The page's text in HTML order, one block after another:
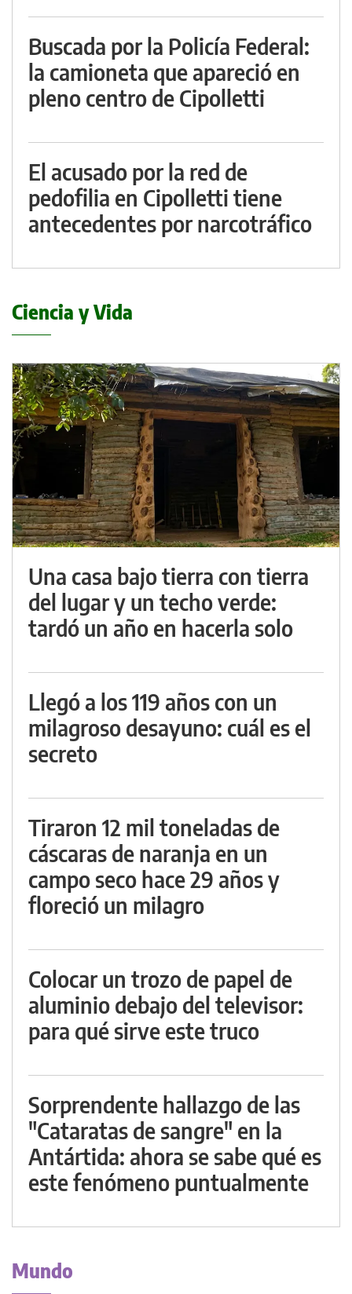
Buscada por la Policía Federal:
la camioneta que apareció en
pleno centro de Cipolletti
El acusado por la red de
pedofilia en Cipolletti tiene
antecedentes por narcotráfico
Ciencia y Vida
Una casa bajo tierra con tierra
del lugar y un techo verde:
tardó un año en hacerla solo
Llegó a los 119 años con un
milagroso desayuno: cuál es el
secreto
Tiraron 12 mil toneladas de
cáscaras de naranja en un
campo seco hace 29 años y
floreció un milagro
Colocar un trozo de papel de
aluminio debajo del televisor:
para qué sirve este truco
Sorprendente hallazgo de las
"Cataratas de sangre" en la
Antártida: ahora se sabe qué es
este fenómeno puntualmente
Mundo